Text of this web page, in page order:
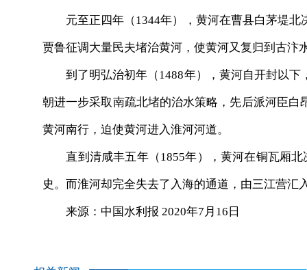
元至正四年（1344年），黄河在曹县白茅堤北
贾鲁征调大量民夫堵治黄河，使黄河又复归到古汴
到了明弘治初年（1488年），黄河自开封以下
朝进一步采取南疏北堵的治水策略，先后派河臣
黄河南行，迫使黄河进入淮河河道。
直到清咸丰五年（1855年），黄河在铜瓦厢北
史。而淮河却完全失去了入海的通道，由三江营汇
来源：中国水利报 2020年7月16日